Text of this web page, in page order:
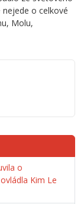
o celkové
Molu,
o
Kim Le